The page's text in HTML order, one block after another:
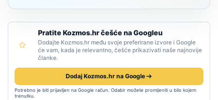
Pratite Kozmos.hr češće na Googleu
Dodajte Kozmos.hr među svoje preferirane izvore i Google
će vam, kada je relevantno, češće prikazivati naše najnovije
članke.
Dodaj Kozmos.hr na Google
Potrebno je biti prijavljen na Google račun. Odabir možete promijeniti u bilo kojem
trenutku.